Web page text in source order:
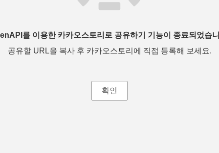
를 이용한 카카오스토리로 공유하기 기능이 종료되었습
공유할 URL을 복사 후 카카오스토리에 직접 등록해 보세요.
확인